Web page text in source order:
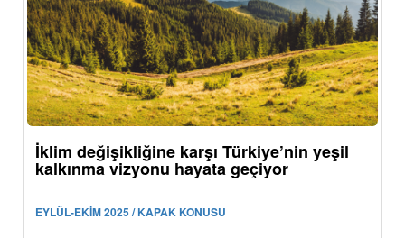
İklim değişikliğine karşı Türkiye’nin yeşil
kalkınma vizyonu hayata geçiyor
EYLÜL-EKİM 2025 / KAPAK KONUSU